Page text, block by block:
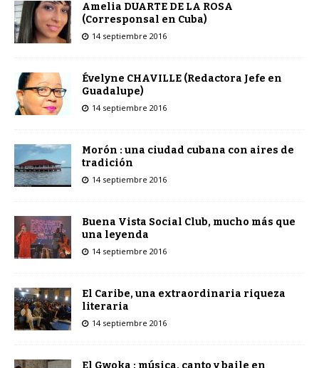
Amelia DUARTE DE LA ROSA
(Corresponsal en Cuba)
14 septiembre 2016
Évelyne CHAVILLE (Redactora Jefe en
Guadalupe)
14 septiembre 2016
Morón : una ciudad cubana con aires de
tradición
14 septiembre 2016
Buena Vista Social Club, mucho más que
una leyenda
14 septiembre 2016
El Caribe, una extraordinaria riqueza
literaria
14 septiembre 2016